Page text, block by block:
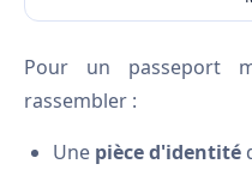
Pour un passeport
rassembler :
Une pièce d'identité